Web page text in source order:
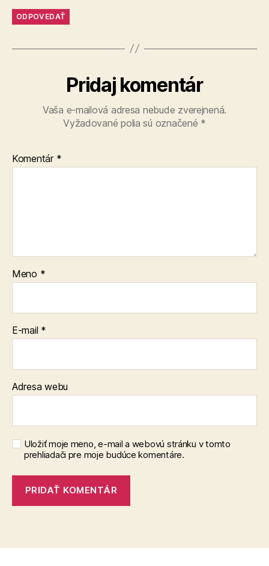
ODPOVEDAŤ
Pridaj komentár
Vaša e-mailová adresa nebude zverejnená.
Vyžadované polia sú označené *
Komentár *
Meno *
E-mail *
Adresa webu
Uložiť moje meno, e-mail a webovú stránku v tomto
prehliadači pre moje budúce komentáre.